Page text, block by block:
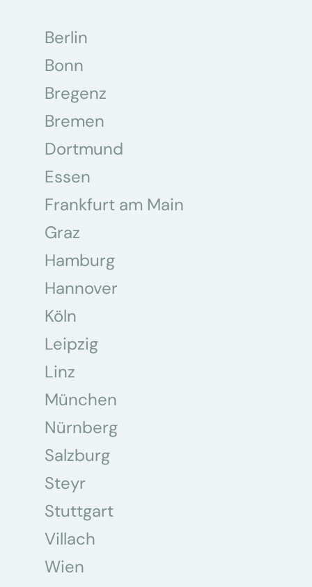
Berlin
Bonn
Bregenz
Bremen
Dortmund
Essen
Frankfurt am Main
Graz
Hamburg
Hannover
Köln
Leipzig
Linz
München
Nürnberg
Salzburg
Steyr
Stuttgart
Villach
Wien